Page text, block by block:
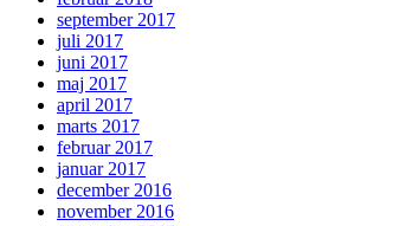
september 2017
juli 2017
juni 2017
maj 2017
april 2017
marts 2017
februar 2017
januar 2017
december 2016
november 2016